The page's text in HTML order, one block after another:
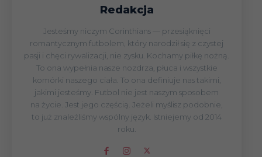
Redakcja
Jesteśmy niczym Corinthians — przesiąknięci
romantycznym futbolem, który narodził się z czystej
pasji i chęci rywalizacji, nie zysku. Kochamy piłkę nożną.
To ona wypełnia nasze nozdrza, płuca i wszystkie
komórki naszego ciała. To ona definiuje nas takimi,
jakimi jesteśmy. Futbol nie jest naszym sposobem
na życie. Jest jego częścią. Jeżeli myślisz podobnie,
to już znaleźliśmy wspólny język. Istniejemy od 2014
roku.